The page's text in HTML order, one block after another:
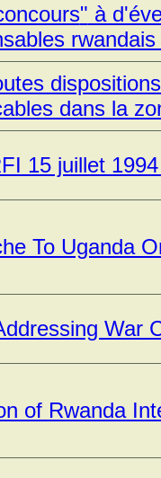
à
dans la
15 juillet
To Uganda
War
of Rwanda